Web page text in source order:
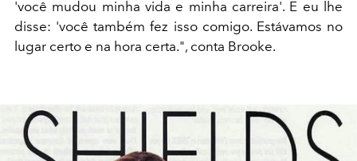
'você mudou minha vida e minha carreira'. E eu lhe
disse: 'você também fez isso comigo. Estávamos no
lugar certo e na hora certa.", conta Brooke.